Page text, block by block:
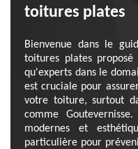
toitures plates
Bienvenue dans le
toitures plates
qu'experts dans le
est cruciale pour
votre toiture, surtout
comme
modernes et
particulière pour